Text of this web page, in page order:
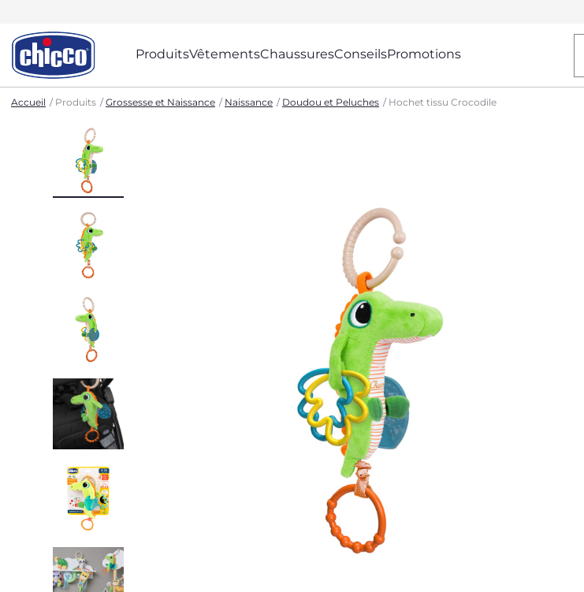
ProduitsVêtementsChaussuresConseilsPromotions
Accueil Produits Grossesse et Naissance Naissance Doudou et Peluches Hochet tissu Crocodile